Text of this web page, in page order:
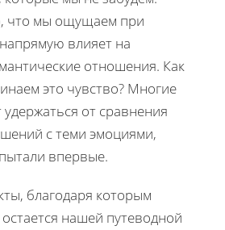
что мы ощущаем при
влияет на
отношения. Как
это чувство? Многие
удержаться от сравнения
с теми эмоциями,
впервые.
благодаря которым
нашей путеводной